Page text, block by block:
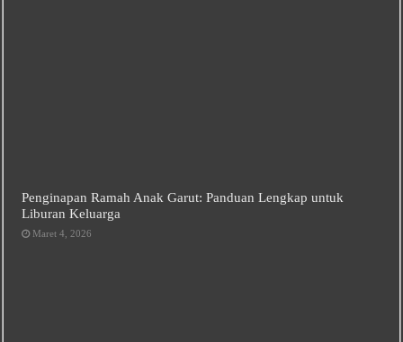
Penginapan Ramah Anak Garut: Panduan Lengkap untuk
Liburan Keluarga
Maret 4, 2026